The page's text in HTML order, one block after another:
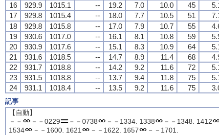
16
929.9 1015.1 -- 19.2 7.0 10.0 45
17
929.8 1015.4 -- 18.0 7.7 10.5 51
18
929.8 1015.8 -- 17.0 7.9 10.7 55
19
930.6 1017.0 -- 16.1 8.1 10.8 59
20
930.9 1017.6 -- 15.1 8.3 10.9 64
21
931.6 1018.5 -- 14.7 8.9 11.4 68
22
931.7 1018.8 -- 14.2 9.2 11.6 72
23
931.5 1018.8 -- 13.7 9.4 11.8 75
24
931.1 1018.4 -- 13.5 9.2 11.6 75
記事
【自動】
－－
－－0229 －－0738 －－1334. 1338
－－1348. 1412
1534
－－1600. 1621 －－1622. 1657 －－1701.